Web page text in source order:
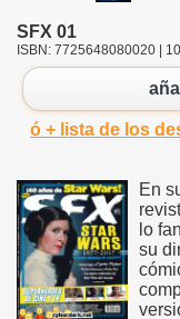
SFX 01
ISBN: 7725648080020 |
ó + lista de los
En
lo
su